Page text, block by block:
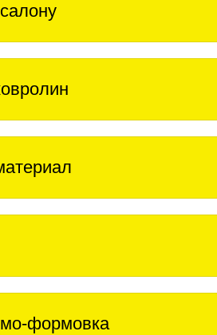
формовка